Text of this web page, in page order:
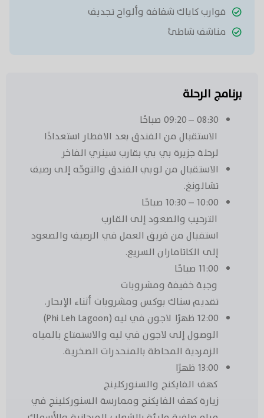
قوارب كاياك شفافة وألواح تجديف
مناشف شاطئ
برنامج الرحلة
08:30 – 09:20 صباحًا
الاستقبال من الفندق بعد الافطار استعدادًا
لرحلة جزيرة بي بي بقارب سينري الفاخر
الاستقبال من لوبي الفندق والتوجّه إلى رصيف
تشالونغ.
10:00 – 10:30 صباحًا
الترحيب والصعود إلى القارب
استقبال من فريق العمل في الرصيف والصعود
إلى الكاتاماران السريع.
11:00 صباحًا
وجبة خفيفة ومشروبات
تقديم سناك بوكس ومشروبات أثناء الإبحار.
12:00 ظهرًا لاجون في ليه (Phi Leh Lagoon)
الوصول إلى لاجون في ليه والاستمتاع بالمياه
الزمردية المحاطة بالمنحدرات الصخرية.
13:00 ظهرًا
كهف الفايكنج والسنوركلينج
زيارة كهف الفايكنج وممارسة السنوركلينج في